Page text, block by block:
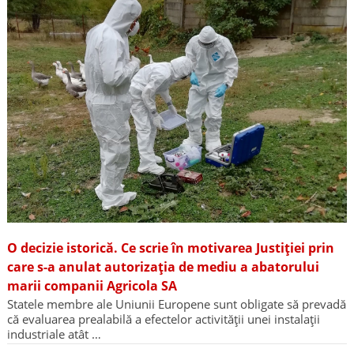
O decizie istorică. Ce scrie în motivarea Justiției prin
care s-a anulat autorizația de mediu a abatorului
marii companii Agricola SA
Statele membre ale Uniunii Europene sunt obligate să prevadă
că evaluarea prealabilă a efectelor activității unei instalații
industriale atât …